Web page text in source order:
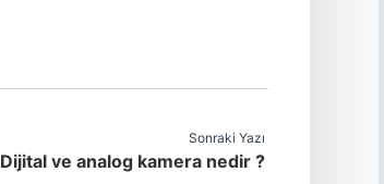
Sonraki Yazı
Dijital ve analog kamera nedir ?